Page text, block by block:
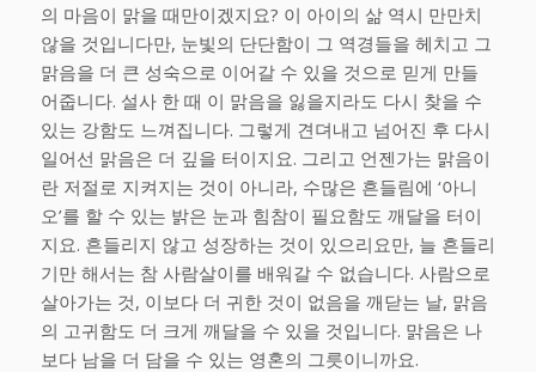
의 마음이 맑을 때만이겠지요? 이 아이의 삶 역시 만만치
않을 것입니다만, 눈빛의 단단함이 그 역경들을 헤치고 그
맑음을 더 큰 성숙으로 이어갈 수 있을 것으로 믿게 만들
어줍니다. 설사 한 때 이 맑음을 잃을지라도 다시 찾을 수
있는 강함도 느껴집니다. 그렇게 견뎌내고 넘어진 후 다시
일어선 맑음은 더 깊을 터이지요. 그리고 언젠가는 맑음이
란 저절로 지켜지는 것이 아니라, 수많은 흔들림에 ‘아니
오’를 할 수 있는 밝은 눈과 힘참이 필요함도 깨달을 터이
지요. 흔들리지 않고 성장하는 것이 있으리요만, 늘 흔들리
기만 해서는 참 사람살이를 배워갈 수 없습니다. 사람으로
살아가는 것, 이보다 더 귀한 것이 없음을 깨닫는 날, 맑음
의 고귀함도 더 크게 깨달을 수 있을 것입니다. 맑음은 나
보다 남을 더 담을 수 있는 영혼의 그릇이니까요.